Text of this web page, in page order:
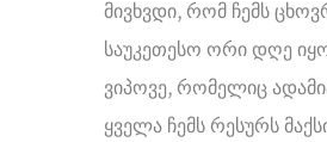
მივხვდი, რომ ჩემს
საუკეთესო ორი დღე
ვიპოვე, რომელიც
ყველა ჩემს რესურს